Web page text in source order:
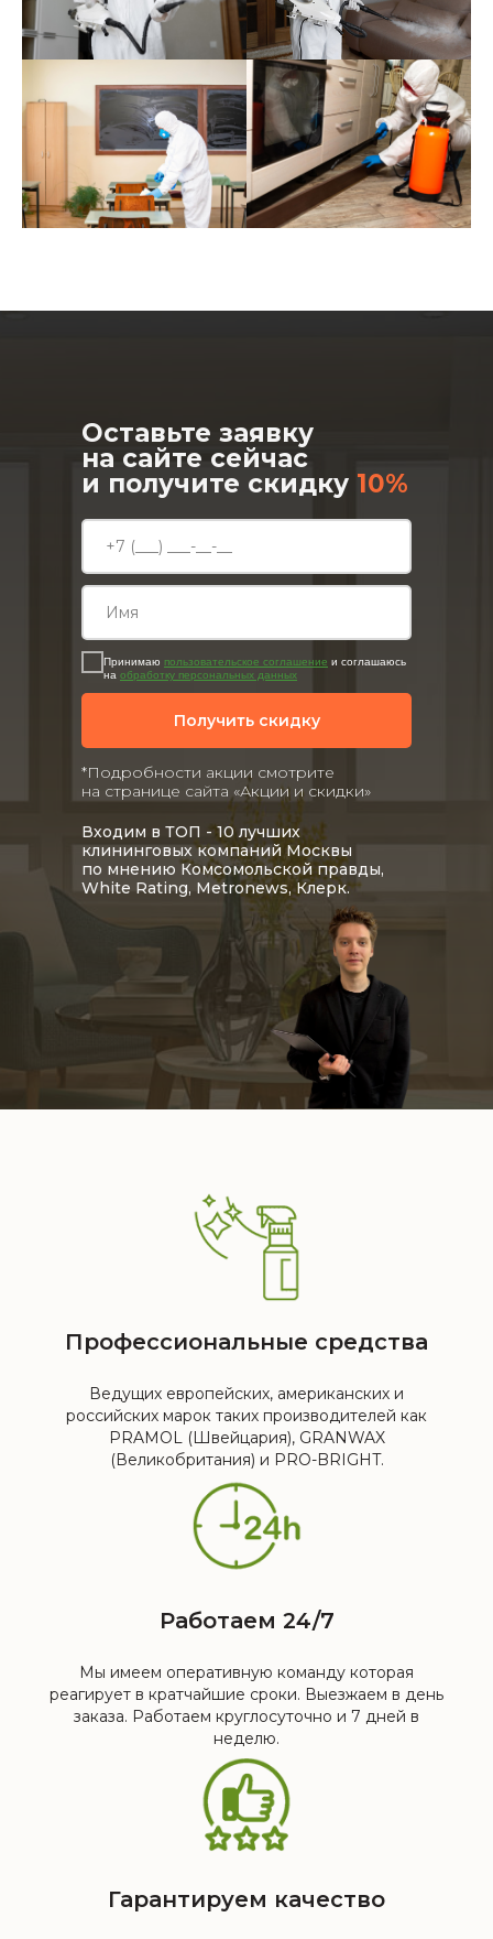
Оставьте заявку
на сайте сейчас
и получите скидку 10%
Входим в ТОП - 10 лучших
клининговых компаний Москвы
по мнению Комсомольской правды,
White Rating, Metronews, Клерк.
Принимаю пользовательское соглашение и соглашаюсь
на обработку персональных данных
Получить скидку
*Подробности акции смотрите
на странице сайта «Акции и скидки»
Профессиональные средства
Ведущих европейских, американских и
российских марок таких производителей как
PRAMOL (Швейцария), GRANWAX
(Великобритания) и PRO-BRIGHT.
Работаем 24/7
Мы имеем оперативную команду которая
реагирует в кратчайшие сроки. Выезжаем в день
заказа. Работаем круглосуточно и 7 дней в
неделю.
Гарантируем качество